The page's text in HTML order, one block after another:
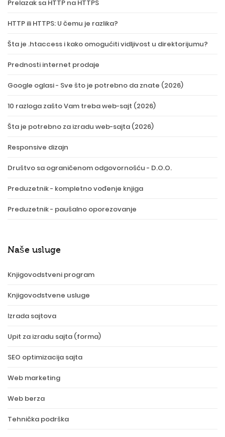
Prelazak sa HTTP na HTTPS
HTTP ili HTTPS: U čemu je razlika?
Šta je .htaccess i kako omogućiti vidljivost u direktorijumu?
Prednosti internet prodaje
Google oglasi - Sve što je potrebno da znate (2026)
10 razloga zašto Vam treba web-sajt (2026)
Šta je potrebno za izradu web-sajta (2026)
Responsive dizajn
Društvo sa ograničenom odgovornošću - D.O.O.
Preduzetnik - kompletno vođenje knjiga
Preduzetnik - paušalno oporezovanje
Naše usluge
Knjigovodstveni program
Knjigovodstvene usluge
Izrada sajtova
Upit za izradu sajta (forma)
SEO optimizacija sajta
Web marketing
Web berza
Tehnička podrška